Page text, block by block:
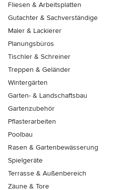
Fliesen & Arbeitsplatten
Gutachter & Sachverständige
Maler & Lackierer
Planungsbüros
Tischler & Schreiner
Treppen & Geländer
Wintergärten
Garten- & Landschaftsbau
Gartenzubehör
Pflasterarbeiten
Poolbau
Rasen & Gartenbewässerung
Spielgeräte
Terrasse & Außenbereich
Zäune & Tore